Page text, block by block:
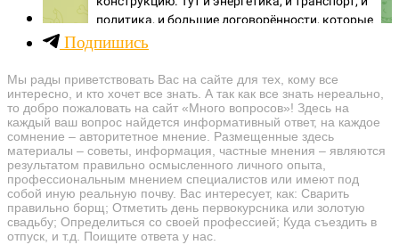
Подпишись
Мы рады приветствовать Вас на сайте для тех, кому все
интересно, и кто хочет все знать. А так как все знать нереально,
то добро пожаловать на сайт «Много вопросов»! Здесь на
каждый ваш вопрос найдется информативный ответ, на каждое
сомнение – авторитетное мнение. Размещенные здесь
материалы – советы, информация, частные мнения – являются
результатом правильно осмысленного личного опыта,
профессиональным мнением специалистов или имеют под
собой иную реальную почву. Вас интересует, как: Сварить
правильно борщ; Отметить день первокурсника или золотую
свадьбу; Определиться со своей профессией; Куда съездить в
отпуск, и т.д. Поищите ответа у нас.